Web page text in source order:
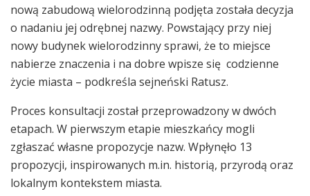
nową zabudową wielorodzinną podjęta została decyzja
o nadaniu jej odrębnej nazwy. Powstający przy niej
nowy budynek wielorodzinny sprawi, że to miejsce
nabierze znaczenia i na dobre wpisze się codzienne
życie miasta – podkreśla sejneński Ratusz.
Proces konsultacji został przeprowadzony w dwóch
etapach. W pierwszym etapie mieszkańcy mogli
zgłaszać własne propozycje nazw. Wpłynęło 13
propozycji, inspirowanych m.in. historią, przyrodą oraz
lokalnym kontekstem miasta.